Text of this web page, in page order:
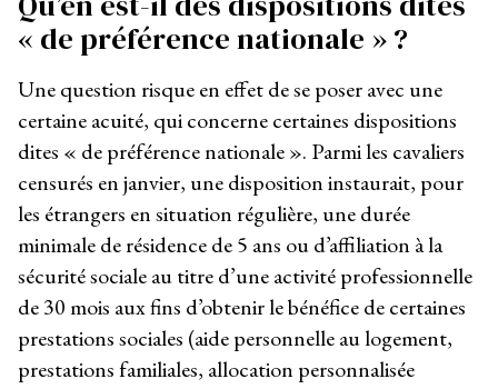
« de préférence nationale » ?
Une question risque en effet de se poser avec une
certaine acuité, qui concerne certaines dispositions
dites « de préférence nationale ». Parmi les cavaliers
censurés en janvier, une disposition instaurait, pour
les étrangers en situation régulière, une durée
minimale de résidence de 5 ans ou d’affiliation à la
sécurité sociale au titre d’une activité professionnelle
de 30 mois aux fins d’obtenir le bénéfice de certaines
prestations sociales (aide personnelle au logement,
prestations familiales, allocation personnalisée